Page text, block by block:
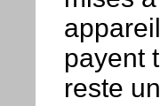
payent
reste